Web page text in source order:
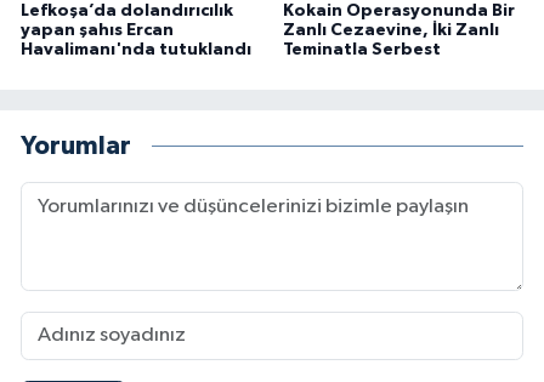
Lefkoşa’da dolandırıcılık
yapan şahıs Ercan
Havalimanı'nda tutuklandı
Kokain Operasyonunda Bir
Zanlı Cezaevine, İki Zanlı
Teminatla Serbest
Yorumlar